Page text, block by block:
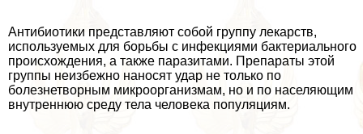
Антибиотики представляют собой группу лекарств,
используемых для борьбы с инфекциями бактериального
происхождения, а также паразитами. Препараты этой
группы неизбежно наносят удар не только по
болезнетворным микроорганизмам, но и по населяющим
внутреннюю среду тела человека популяциям.